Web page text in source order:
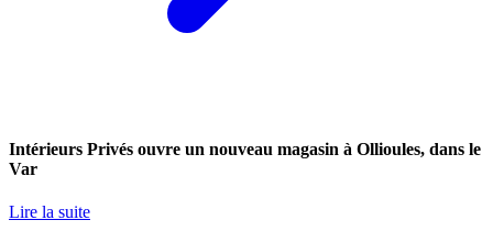
Intérieurs Privés ouvre un nouveau magasin à Ollioules, dans le
Var
Lire la suite